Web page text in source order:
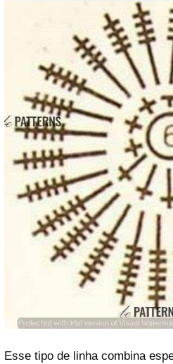
Esse tipo de linha combina